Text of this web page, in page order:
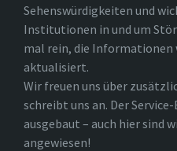
Sehenswürdigkeiten und
Institutionen in und um
mal rein, die Informationen
aktualisiert.
Wir freuen uns über
schreibt uns an. Der
ausgebaut – auch hier sind
angewiesen!